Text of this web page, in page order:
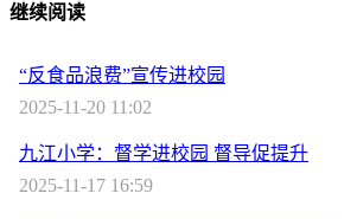
继续阅读
“反食品浪费”宣传进校园
2025-11-20 11:02
九江小学：督学进校园 督导促提升
2025-11-17 16:59